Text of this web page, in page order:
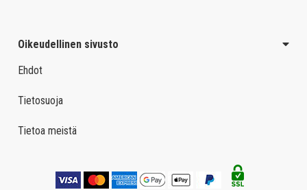
Oikeudellinen sivusto
Ehdot
Tietosuoja
Tietoa meistä